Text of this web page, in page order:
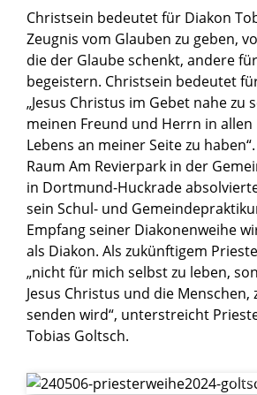
©
Christsein bedeutet für Diakon
Zeugnis vom Glauben zu geben,
die der Glaube schenkt, andere
begeistern. Christsein bedeutet
„Jesus Christus im Gebet nahe zu
meinen Freund und Herrn in allen
Lebens an meiner Seite zu
Raum Am Revierpark in der
in Dortmund-Huckrade
sein Schul- und
Empfang seiner Diakonenweihe
als Diakon. Als zukünftigem
„nicht für mich selbst zu leben,
Jesus Christus und die Menschen,
senden wird“, unterstreicht
Tobias Goltsch.